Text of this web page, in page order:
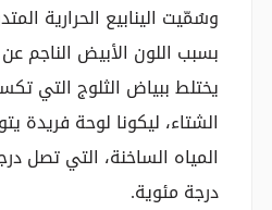
وسُمّيت الينابيع الحرارية
بسبب اللون الأبيض الناجم
يختلط ببياض الثلوج التي
الشتاء، ليكونا لوحة فريدة
درجة مئوية.